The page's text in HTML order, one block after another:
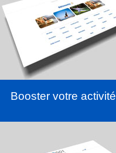
Booster votre activité